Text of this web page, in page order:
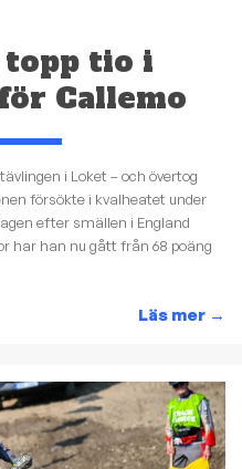
topp tio i
Callemo
i Loket – och övertog
försökte i kvalheatet under
efter smällen i England
har han nu gått från 68 poäng
Läs mer →